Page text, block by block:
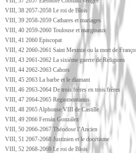
VIII, 38 2057-2058 Le roi de Blois
VIII, 39 2058-2059 Cathares et mariages
VIII, 40 2059-2060 Toulouse et marginaux
VIII, 41 2060 Episcopat
VIII, 42 2060-2061 Saint Mesmin ou la mort de
VIII, 43 2061-2062 La sixième guerre de Religions
VIII, 44 2062-2063 Cahors
VIII, 45 2063 La barbe et le diamant
VIII, 46 2063-2064 De trois frères en trois frères
VIII, 47 2064-2065 Regiomontanus
VIII, 48 2065 Alphonse VIII de Castille
VIII, 49 2066 Fernán González
VIII, 50 2066-2067 Théodose l’Ancien
VIII, 51 2067-2068 Justinien et le docétisme
VIII, 52 2068-2069 Le roi de Blois